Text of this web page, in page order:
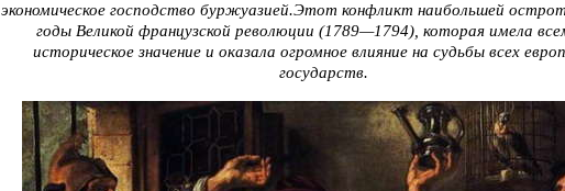
экономическое господство буржуазией.Этот конфликт наибольшей
годы Великой французской революции (1789—1794), которая имела
историческое значение и оказала огромное влияние на судьбы всех
государств.